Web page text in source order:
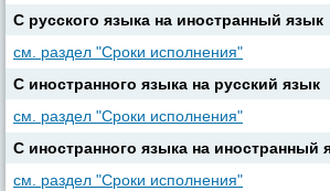
С русского языка на иностранный язык
см. раздел "Сроки исполнения"
С иностранного языка на русский язык
см. раздел "Сроки исполнения"
С иностранного языка на иностранный
см. раздел "Сроки исполнения"